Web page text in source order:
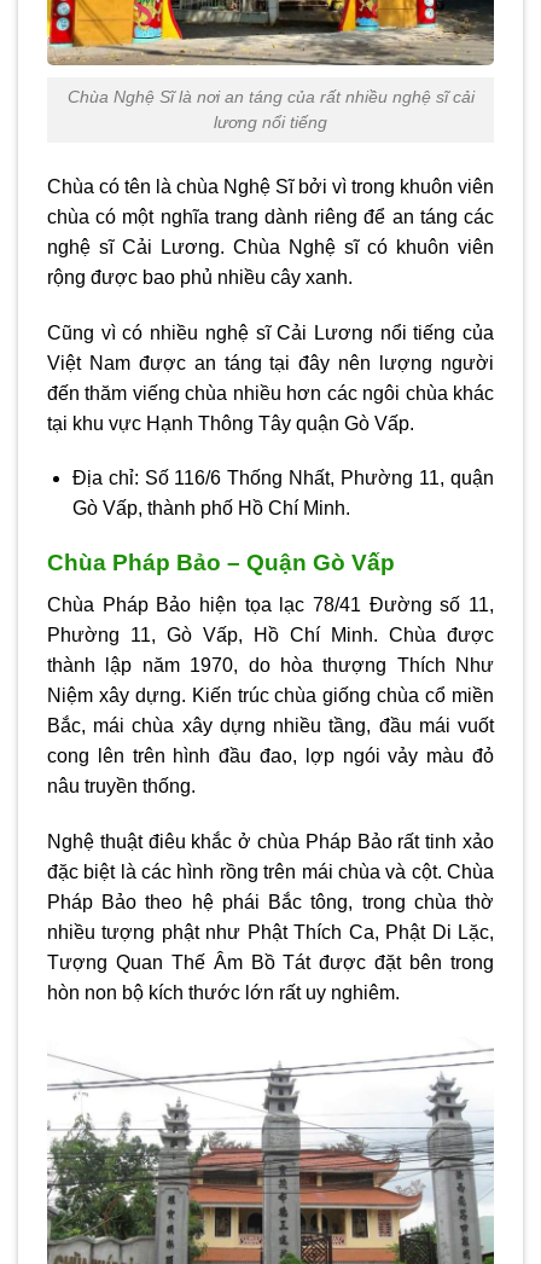
Chùa Nghệ Sĩ là nơi an táng của rất nhiều nghệ sĩ cải
lương nổi tiếng
Chùa có tên là chùa Nghệ Sĩ bởi vì trong khuôn viên
chùa có một nghĩa trang dành riêng để an táng các
nghệ sĩ Cải Lương. Chùa Nghệ sĩ có khuôn viên
rộng được bao phủ nhiều cây xanh.
Cũng vì có nhiều nghệ sĩ Cải Lương nổi tiếng của
Việt Nam được an táng tại đây nên lượng người
đến thăm viếng chùa nhiều hơn các ngôi chùa khác
tại khu vực Hạnh Thông Tây quận Gò Vấp.
Địa chỉ: Số 116/6 Thống Nhất, Phường 11, quận
Gò Vấp, thành phố Hồ Chí Minh.
Chùa Pháp Bảo – Quận Gò Vấp
Chùa Pháp Bảo hiện tọa lạc 78/41 Đường số 11,
Phường 11, Gò Vấp, Hồ Chí Minh. Chùa được
thành lập năm 1970, do hòa thượng Thích Như
Niệm xây dựng. Kiến trúc chùa giống chùa cổ miền
Bắc, mái chùa xây dựng nhiều tầng, đầu mái vuốt
cong lên trên hình đầu đao, lợp ngói vảy màu đỏ
nâu truyền thống.
Nghệ thuật điêu khắc ở chùa Pháp Bảo rất tinh xảo
đặc biệt là các hình rồng trên mái chùa và cột. Chùa
Pháp Bảo theo hệ phái Bắc tông, trong chùa thờ
nhiều tượng phật như Phật Thích Ca, Phật Di Lặc,
Tượng Quan Thế Âm Bồ Tát được đặt bên trong
hòn non bộ kích thước lớn rất uy nghiêm.